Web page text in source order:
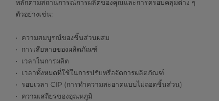
หลักตามสถานการณ์การผลิตของคุณและการครอบคลุมต่าง ๆ
ตัวอย่างเช่น:
ความสมบูรณ์ของชิ้นส่วนผสม
การเสียหายของผลิตภัณฑ์
เวลาในการผลิต
เวลาทั้งหมดที่ใช้ในการปรับหรือจัดการผลิตภัณฑ์
รอบเวลา CIP (การทำความสะอาดแบบไม่ถอดชิ้นส่วน)
ความเสถียรของอุณหภูมิ